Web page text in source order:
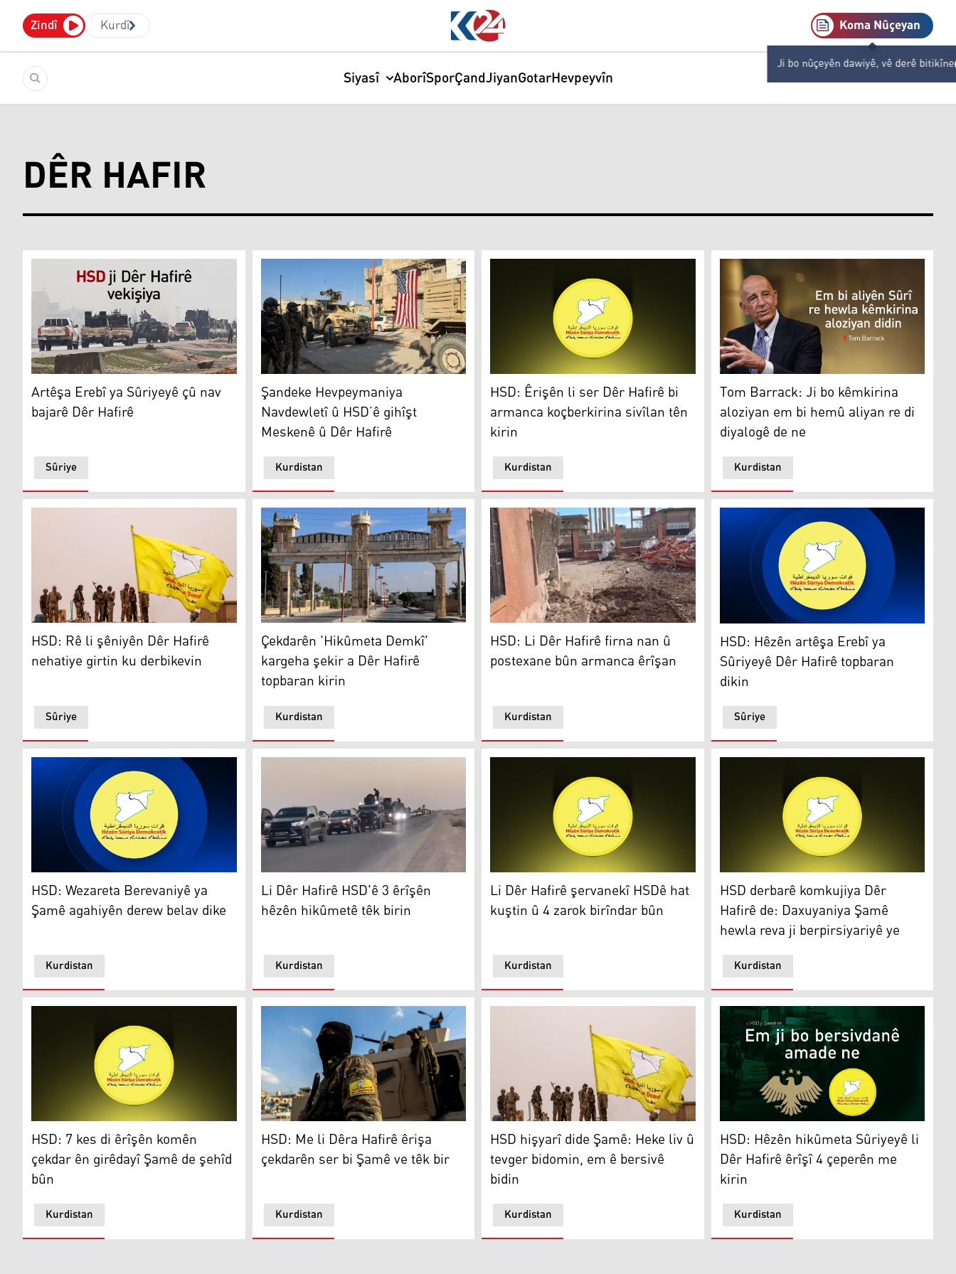
Zindî Kurdî Koma Nûçeyan
Ji bo nûçeyên dawiyê, vê derê bitikîne
Siyasî AborîSporÇandJiyanGotarHevpeyvîn
DÊR HAFIR
Artêşa Erebî ya Sûriyeyê çû nav bajarê Dêr Hafirê
Sûriye
Artêşa Erebî ya Sûriyeyê çû nav
bajarê Dêr Hafirê
Şandeke Hevpeymaniya Navdewletî û HSD’ê gihîşt Meskenê û Dêr Hafirê
Kurdistan
Şandeke Hevpeymaniya
Navdewletî û HSD’ê gihîşt
Meskenê û Dêr Hafirê
HSD: Êrişên li ser Dêr Hafirê bi armanca koçberkirina sivîlan tên kirin
Kurdistan
HSD: Êrişên li ser Dêr Hafirê bi
armanca koçberkirina sivîlan tên
kirin
Tom Barrack: Ji bo kêmkirina aloziyan em
Kurdistan
Tom Barrack: Ji bo kêmkirina
aloziyan em bi hemû aliyan re di
diyalogê de ne
HSD: Rê li şêniyên Dêr Hafirê nehatiye girtin ku derbikevin
Sûriye
HSD: Rê li şêniyên Dêr Hafirê
nehatiye girtin ku derbikevin
Çekdarên 'Hikûmeta Demkî' kargeha şekir a Dêr Hafirê topbaran kirin
Kurdistan
Çekdarên 'Hikûmeta Demkî'
kargeha şekir a Dêr Hafirê
topbaran kirin
HSD: Li Dêr Hafirê firna nan û postexane bûn armanca êrîşan
Kurdistan
HSD: Li Dêr Hafirê firna nan û
postexane bûn armanca êrîşan
HSD: Hêzên artêşa Erebî ya Sûriyeyê Dêr
Sûriye
HSD: Hêzên artêşa Erebî ya
Sûriyeyê Dêr Hafirê topbaran
dikin
HSD: Wezareta Berevaniyê ya Şamê agahiyên derew belav dike
Kurdistan
HSD: Wezareta Berevaniyê ya
Şamê agahiyên derew belav dike
Li Dêr Hafirê HSD'ê 3 êrîşên hêzên hikûmetê têk birin
Kurdistan
Li Dêr Hafirê HSD'ê 3 êrîşên
hêzên hikûmetê têk birin
Li Dêr Hafirê şervanekî HSDê hat kuştin û 4 zarok birîndar bûn
Kurdistan
Li Dêr Hafirê şervanekî HSDê hat
kuştin û 4 zarok birîndar bûn
HSD derbarê komkujiya Dêr Hafirê de:
Kurdistan
HSD derbarê komkujiya Dêr
Hafirê de: Daxuyaniya Şamê
hewla reva ji berpirsiyariyê ye
HSD: 7 kes di êrîşên komên çekdar ên girêdayî Şamê de şehîd bûn
Kurdistan
HSD: 7 kes di êrîşên komên
çekdar ên girêdayî Şamê de şehîd
bûn
HSD: Me li Dêra Hafirê êrişa çekdarên ser bi Şamê ve têk bir
Kurdistan
HSD: Me li Dêra Hafirê êrişa
çekdarên ser bi Şamê ve têk bir
HSD hişyarî dide Şamê: Heke liv û tevger bidomin, em ê bersivê bidin
Kurdistan
HSD hişyarî dide Şamê: Heke liv û
tevger bidomin, em ê bersivê
bidin
HSD: Hêzên hikûmeta Sûriyeyê li Dêr
Kurdistan
HSD: Hêzên hikûmeta Sûriyeyê li
Dêr Hafirê êrîşî 4 çeperên me
kirin